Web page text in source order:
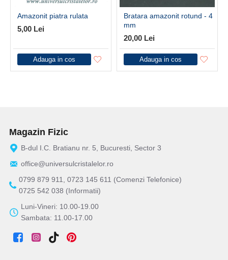
Amazonit piatra rulata
5,00 Lei
Adauga in cos
Bratara amazonit rotund - 4
mm
20,00 Lei
Adauga in cos
Magazin Fizic
B-dul I.C. Bratianu nr. 5, Bucuresti, Sector 3
office@universulcristalelor.ro
0799 879 911, 0723 145 611 (Comenzi Telefonice)
0725 542 038 (Informatii)
Luni-Vineri: 10.00-19.00
Sambata: 11.00-17.00